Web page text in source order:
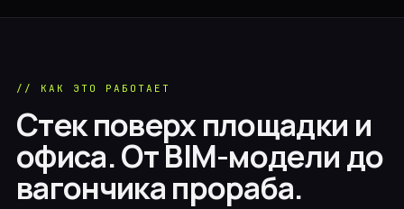
// КАК ЭТО РАБОТАЕТ
Стек поверх площадки и
офиса. От BIM-модели до
вагончика прораба.